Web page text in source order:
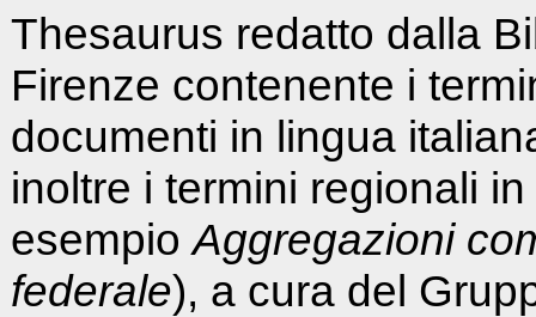
Thesaurus redatto dalla
Firenze contenente i
documenti in lingua
inoltre i termini regionali
esempioAggregazioni
federale), a cura del